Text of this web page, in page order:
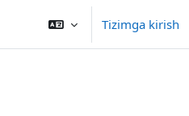
Tizimga kirish